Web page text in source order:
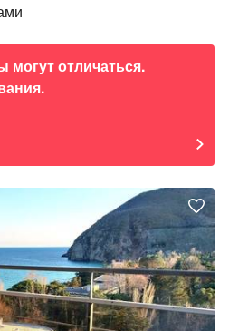
отличаться.